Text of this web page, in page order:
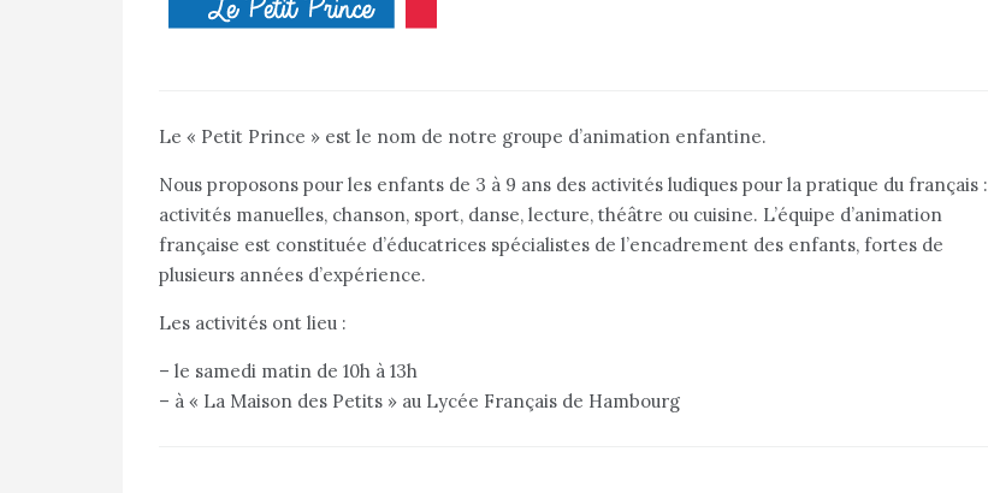
Le « Petit Prince » est le nom de notre groupe d’animation enfantine.
Nous proposons pour les enfants de 3 à 9 ans des activités ludiques pour la pratique du français :
activités manuelles, chanson, sport, danse, lecture, théâtre ou cuisine. L’équipe d’animation
française est constituée d’éducatrices spécialistes de l’encadrement des enfants, fortes de
plusieurs années d’expérience.
Les activités ont lieu :
– le samedi matin de 10h à 13h
– à « La Maison des Petits » au Lycée Français de Hambourg